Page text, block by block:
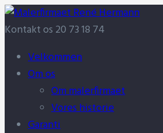
Kontakt os 20 73 18 74
Velkommen
Om os
Om malerfirmaet
Vores historie
Garanti